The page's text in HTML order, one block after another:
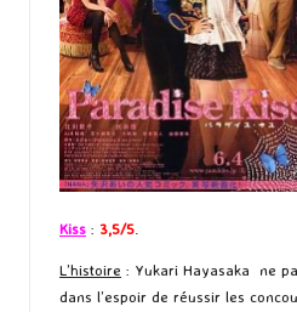
Kiss : 3,5/5.
L’histoire : Yukari Hayasaka ne
dans l’espoir de réussir les